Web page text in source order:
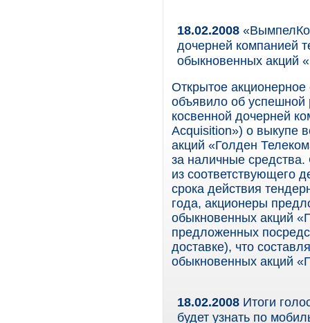
18.02.2008
дочерней компанией
обыкновенных акций
Открытое
объявило об успешной
косвенной дочерней
Acquisition») о выкупе
акций «Голден
за наличные
из соответствующего
срока действия
года, акционеры
обыкновенных акций
предложенных
доставке), что
обыкновенных акций
18.02.2008 Итоги
будет узнать по